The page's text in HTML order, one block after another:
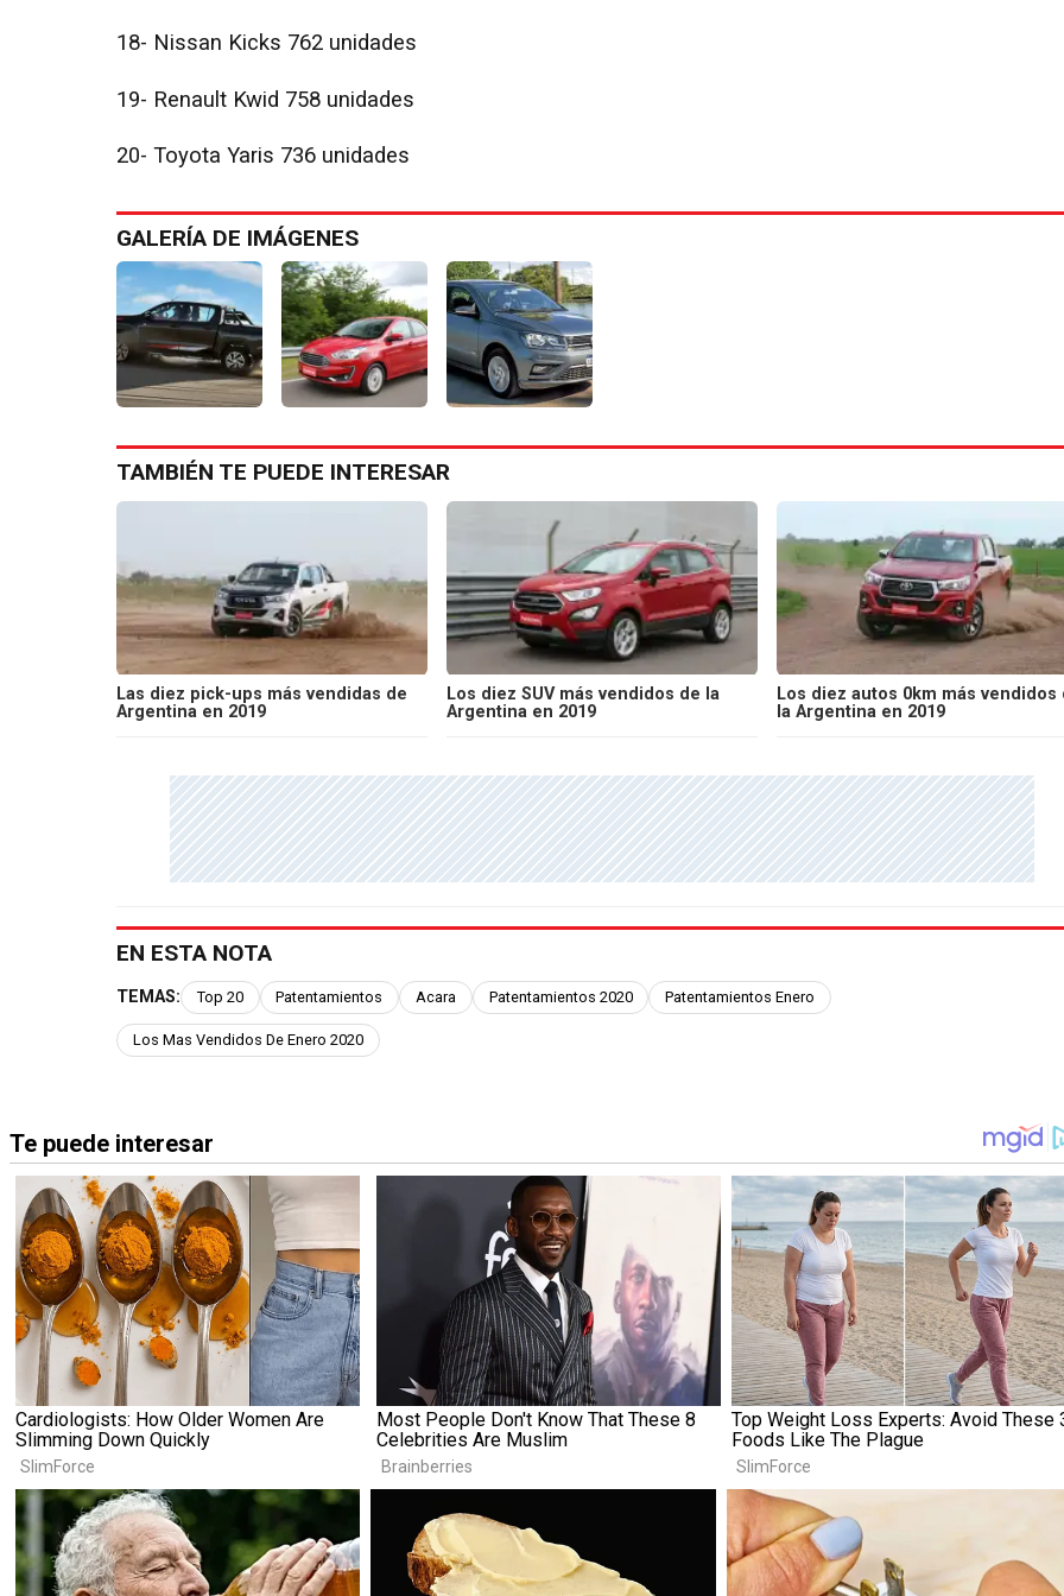
18- Nissan Kicks 762 unidades
19- Renault Kwid 758 unidades
20- Toyota Yaris 736 unidades
GALERÍA DE IMÁGENES
TAMBIÉN TE PUEDE INTERESAR
Las diez pick-ups más vendidas de
Argentina en 2019
Los diez SUV más vendidos de la
Argentina en 2019
Los diez autos 0km más vendidos
la Argentina en 2019
EN ESTA NOTA
TEMAS: Top 20 Patentamientos Acara Patentamientos 2020 Patentamientos Enero
Los Mas Vendidos De Enero 2020